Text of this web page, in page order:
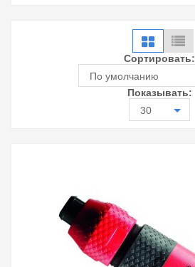
Сортировать:
По умолчанию
Показывать:
30